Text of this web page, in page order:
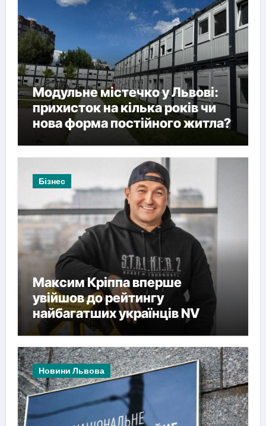
Модульне містечко у Львові:
прихисток на кілька років чи
нова форма постійного житла?
Бізнес
Максим Кріппа вперше
увійшов до рейтингу
найбагатших українців NV
Новини Львова